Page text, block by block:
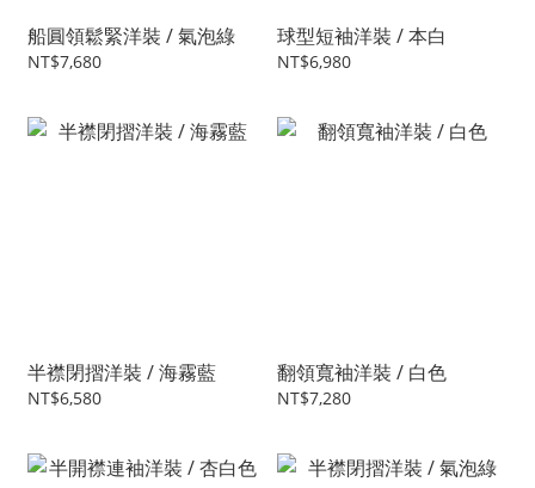
船圓領鬆緊洋裝 / 氣泡綠
NT$7,680
球型短袖洋裝 / 本白
NT$6,980
半襟閉摺洋裝 / 海霧藍
NT$6,580
翻領寬袖洋裝 / 白色
NT$7,280